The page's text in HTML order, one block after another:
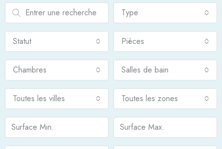
Type
Statut Pièces
Chambres Salles de bain
Toutes les villes Toutes les zones